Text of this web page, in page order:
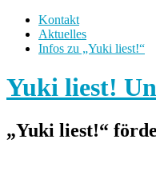
Kontakt
Aktuelles
Infos zu „Yuki liest!“
Yuki liest!
„Yuki liest!“